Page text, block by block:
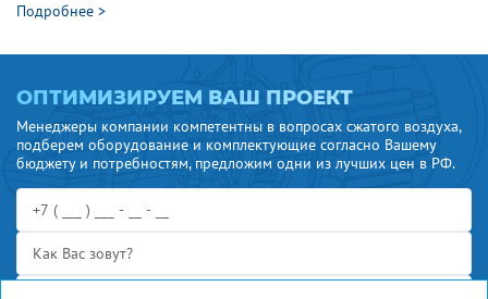
Подробнее >
ОПТИМИЗИРУЕМ ВАШ ПРОЕКТ
Менеджеры компании компетентны в вопросах сжатого воздуха,
подберем оборудование и комплектующие согласно Вашему
бюджету и потребностям, предложим одни из лучших цен в РФ.